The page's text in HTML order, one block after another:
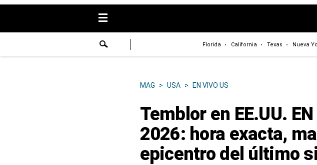
Florida California Texas Nueva
MAG > USA > EN VIVO US
Temblor en EE.UU.
2026: hora exacta,
epicentro del último